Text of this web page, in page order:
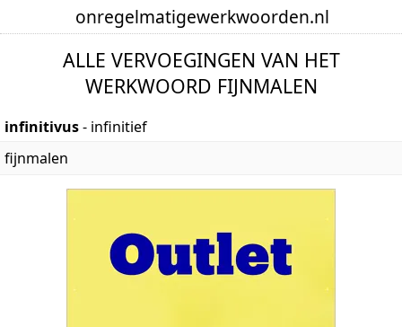
onregelmatigewerkwoorden.nl
ALLE VERVOEGINGEN VAN HET
WERKWOORD FIJNMALEN
infinitivus- infinitief
fijnmalen